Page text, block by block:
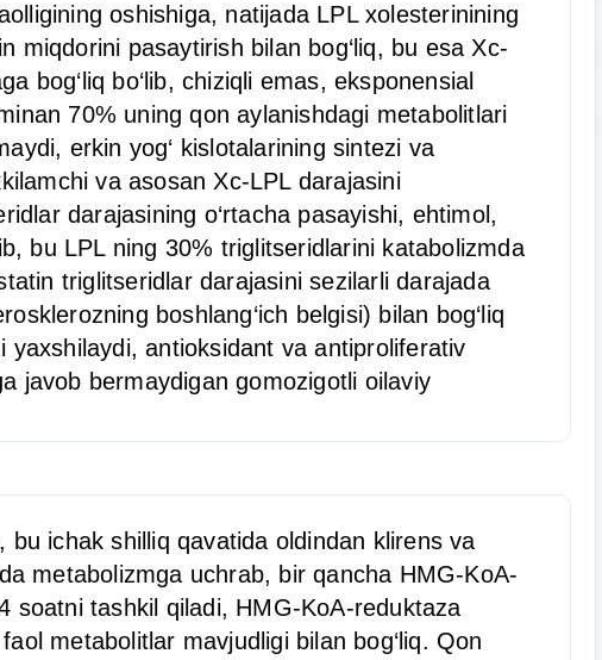
oshishiga, natijada LPL xolesterinining
miqdorini pasaytirish bilan bog‘liq, bu esa Xc-
bog‘liq bo‘lib, chiziqli emas, eksponensial
70% uning qon aylanishdagi metabolitlari
erkin yog‘ kislotalarining sintezi va
va asosan Xc-LPL darajasini
darajasining o‘rtacha pasayishi, ehtimol,
bu LPL ning 30% triglitseridlarini katabolizmda
triglitseridlar darajasini sezilarli darajada
boshlang‘ich belgisi) bilan bog‘liq
yaxshilaydi, antioksidant va antiproliferativ
javob bermaydigan gomozigotli oilaviy
bu ichak shilliq qavatida oldindan klirens va
metabolizmga uchrab, bir qancha HMG-KoA-
soatni tashkil qiladi, HMG-KoA-reduktaza
metabolitlar mavjudligi bilan bog‘liq. Qon